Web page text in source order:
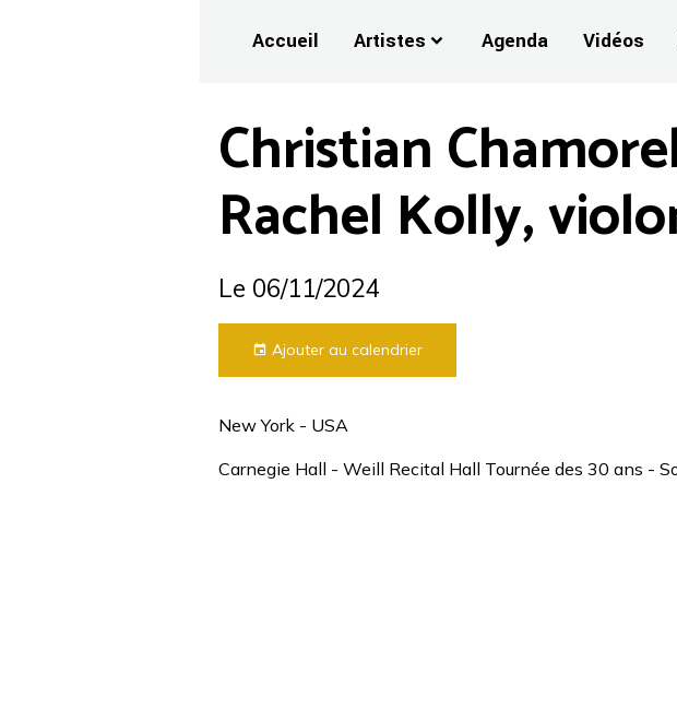
Accueil Artistes Agenda Vidéos
Christian
Rachel Kolly,
Le 06/11/2024
Ajouter au calendrier
New York - USA
Carnegie Hall - Weill Recital Hall Tournée des 30 ans -